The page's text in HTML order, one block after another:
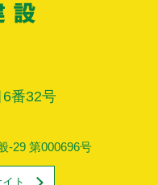
番32号
-29 第000696号
ト